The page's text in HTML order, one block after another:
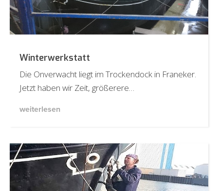
Winterwerkstatt
Die Onverwacht liegt im Trockendock in Franeker.
Jetzt haben wir Zeit, größerere…
weiterlesen